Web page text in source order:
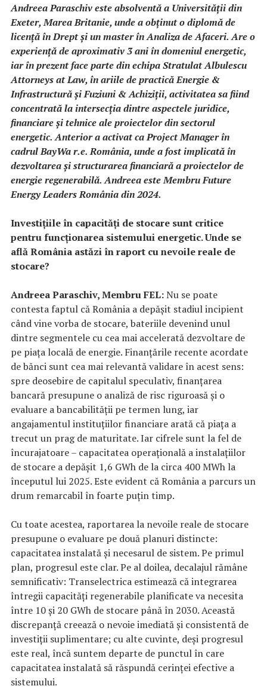
Andreea Paraschiv este absolventă a Universității din
Exeter, Marea Britanie, unde a obținut o diplomă de
licență în Drept și un master în Analiza de Afaceri. Are o
experiență de aproximativ 3 ani în domeniul energetic,
iar în prezent face parte din echipa Stratulat Albulescu
Attorneys at Law, în ariile de practică Energie &
Infrastructură și Fuziuni & Achiziții, activitatea sa fiind
concentrată la intersecția dintre aspectele juridice,
financiare și tehnice ale proiectelor din sectorul
energetic. Anterior a activat ca Project Manager în
cadrul BayWa r.e. România, unde a fost implicată în
dezvoltarea și structurarea financiară a proiectelor de
energie regenerabilă. Andreea este Membru Future
Energy Leaders România din 2024.
Investițiile în capacități de stocare sunt critice
pentru funcționarea sistemului energetic. Unde se
află România astăzi în raport cu nevoile reale de
stocare?
Andreea Paraschiv, Membru FEL:Nu se poate
contesta faptul că România a depășit stadiul incipient
când vine vorba de stocare, bateriile devenind unul
dintre segmentele cu cea mai accelerată dezvoltare de
pe piața locală de energie. Finanțările recente acordate
de bănci sunt cea mai relevantă validare în acest sens:
spre deosebire de capitalul speculativ, finanțarea
bancară presupune o analiză de risc riguroasă și o
evaluare a bancabilității pe termen lung, iar
angajamentul instituțiilor financiare arată că piața a
trecut un prag de maturitate. Iar cifrele sunt la fel de
încurajatoare – capacitatea operațională a instalațiilor
de stocare a depășit 1,6 GWh de la circa 400 MWh la
începutul lui 2025. Este evident că România a parcurs un
drum remarcabil în foarte puțin timp.
Cu toate acestea, raportarea la nevoile reale de stocare
presupune o evaluare pe două planuri distincte:
capacitatea instalată și necesarul de sistem. Pe primul
plan, progresul este clar. Pe al doilea, decalajul rămâne
semnificativ: Transelectrica estimează că integrarea
întregii capacități regenerabile planificate va necesita
între 10 și 20 GWh de stocare până în 2030. Această
discrepanță creează o nevoie imediată și consistentă de
investiții suplimentare; cu alte cuvinte, deși progresul
este real, încă suntem departe de punctul în care
capacitatea instalată să răspundă cerinței efective a
sistemului.